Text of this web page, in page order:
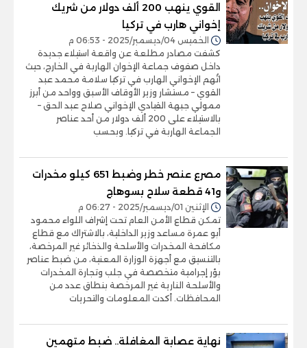
القوي ينهب 200 ألف دولار من شريك
إخواني هارب في تركيا
الخميس 04/ديسمبر/2025 - 06:53 م
كشفت مصادر مطلعة عن واقعة استيلاء جديدة
داخل صفوف جماعة الإخوان الهاربة في الخارج، حيث
اتُهم الإخواني الهارب في تركيا سلامة محمد عبد
القوي – مستشار وزير الأوقاف الأسبق وواحد من أبرز
ممولي جبهة القيادي الإخواني صلاح عبد الحق –
بالاستيلاء على 200 ألف دولار من أحد عناصر
الجماعة الهاربة في تركيا. وبحسب
مصرع عنصر خطر وضبط 651 كيلو مخدرات
و41 قطعة سلاح بسوهاج
الإثنين 01/ديسمبر/2025 - 06:27 م
تمكن قطاع الأمن العام تحت إشراف اللواء محمود
أبو عمرة مساعد وزير الداخلية، بالاشتراك مع قطاع
مكافحة المخدرات والأسلحة والذخائر غير المرخصة،
بالتنسيق مع أجهزة الوزارة المعنية، من ضبط عناصر
بؤر إجرامية متخصصة في جلب وتجارة المخدرات
والأسلحة النارية غير المرخصة بنطاق عدد من
المحافظات. أكدت المعلومات والتحريات
نهاية عصابة المغافلة.. ضبط متهمين